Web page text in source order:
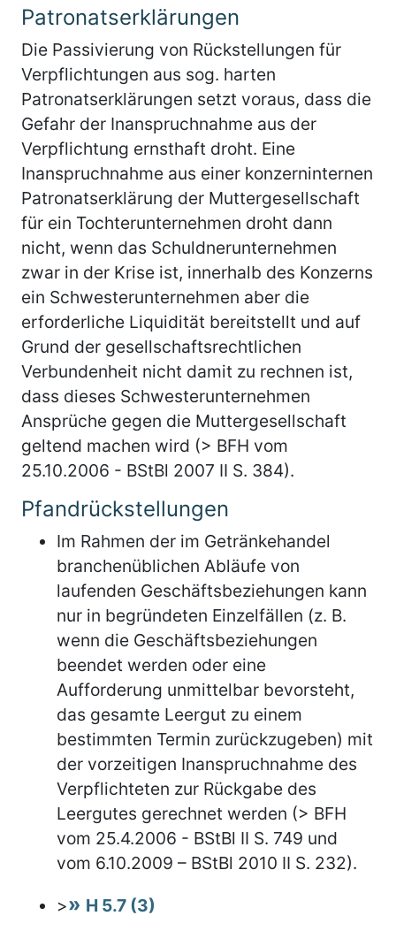
Patronatserklärungen
Die Passivierung von Rückstellungen für
Verpflichtungen aus sog. harten
Patronatserklärungen setzt voraus, dass die
Gefahr der Inanspruchnahme aus der
Verpflichtung ernsthaft droht. Eine
Inanspruchnahme aus einer konzerninternen
Patronatserklärung der Muttergesellschaft
für ein Tochterunternehmen droht dann
nicht, wenn das Schuldnerunternehmen
zwar in der Krise ist, innerhalb des Konzerns
ein Schwesterunternehmen aber die
erforderliche Liquidität bereitstellt und auf
Grund der gesellschaftsrechtlichen
Verbundenheit nicht damit zu rechnen ist,
dass dieses Schwesterunternehmen
Ansprüche gegen die Muttergesellschaft
geltend machen wird (> BFH vom
25.10.2006 - BStBl 2007 II S. 384).
Pfandrückstellungen
Im Rahmen der im Getränkehandel
branchenüblichen Abläufe von
laufenden Geschäftsbeziehungen kann
nur in begründeten Einzelfällen (z. B.
wenn die Geschäftsbeziehungen
beendet werden oder eine
Aufforderung unmittelbar bevorsteht,
das gesamte Leergut zu einem
bestimmten Termin zurückzugeben) mit
der vorzeitigen Inanspruchnahme des
Verpflichteten zur Rückgabe des
Leergutes gerechnet werden (> BFH
vom 25.4.2006 - BStBl II S. 749 und
vom 6.10.2009 – BStBl 2010 II S. 232).
>
H 5.7 (3)